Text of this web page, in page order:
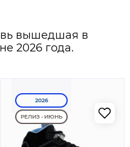
вышедшая в
2026 года.
2026
РЕЛИЗ - ИЮНЬ